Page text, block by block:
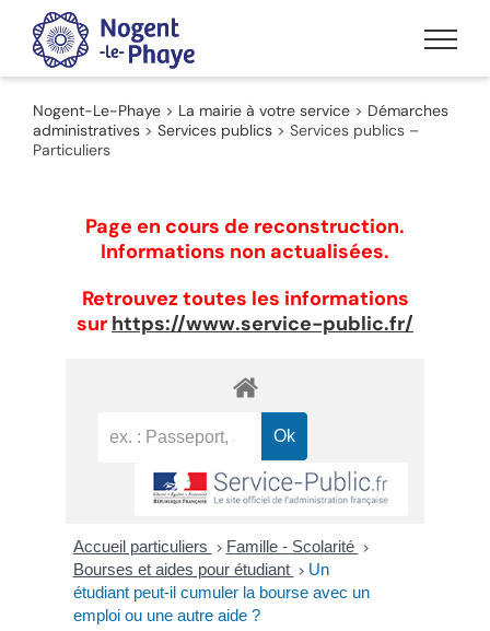
Passer
contenu
Nogent-Le-Phaye > La mairie à votre service > Démarches
administratives > Services publics > Services publics –
Particuliers
Page en cours de reconstruction.
Informations non actualisées.
Retrouvez toutes les informations
sur https://www.service-public.fr/
Accueil particuliers > Famille - Scolarité >
Bourses et aides pour étudiant > Un
étudiant peut-il cumuler la bourse avec un
emploi ou une autre aide ?